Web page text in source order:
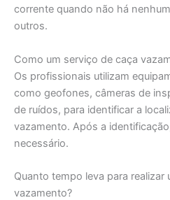
corrente quando não há
outros.
Como um serviço de caça
Os profissionais utilizam
como geofones, câmeras de
de ruídos, para identificar a
vazamento. Após a
necessário.
Quanto tempo leva para realizar
vazamento?